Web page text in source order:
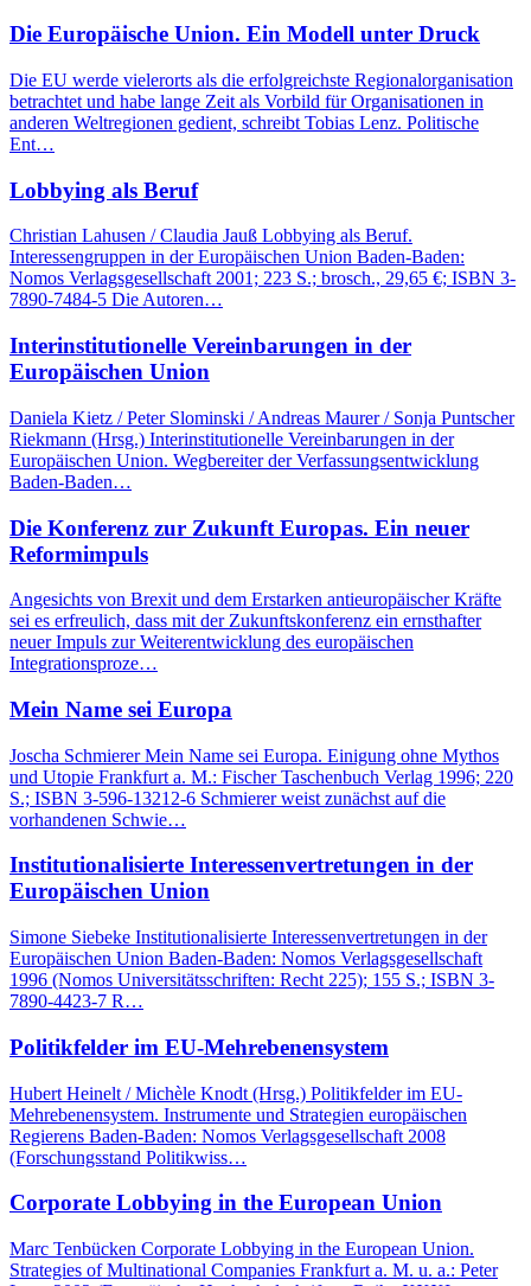
Die Europäische Union. Ein Modell unter Druck
Die EU werde vielerorts als die erfolgreichste Regionalorganisation
betrachtet und habe lange Zeit als Vorbild für Organisationen in
anderen Weltregionen gedient, schreibt Tobias Lenz. Politische
Ent…
Lobbying als Beruf
Christian Lahusen / Claudia Jauß Lobbying als Beruf.
Interessengruppen in der Europäischen Union Baden-Baden:
Nomos Verlagsgesellschaft 2001; 223 S.; brosch., 29,65 €; ISBN 3-
7890-7484-5 Die Autoren…
Interinstitutionelle Vereinbarungen in der
Europäischen Union
Daniela Kietz / Peter Slominski / Andreas Maurer / Sonja Puntscher
Riekmann (Hrsg.) Interinstitutionelle Vereinbarungen in der
Europäischen Union. Wegbereiter der Verfassungsentwicklung
Baden-Baden…
Die Konferenz zur Zukunft Europas. Ein neuer
Reformimpuls
Angesichts von Brexit und dem Erstarken antieuropäischer Kräfte
sei es erfreulich, dass mit der Zukunftskonferenz ein ernsthafter
neuer Impuls zur Weiterentwicklung des europäischen
Integrationsproze…
Mein Name sei Europa
Joscha Schmierer Mein Name sei Europa. Einigung ohne Mythos
und Utopie Frankfurt a. M.: Fischer Taschenbuch Verlag 1996; 220
S.; ISBN 3-596-13212-6 Schmierer weist zunächst auf die
vorhandenen Schwie…
Institutionalisierte Interessenvertretungen in der
Europäischen Union
Simone Siebeke Institutionalisierte Interessenvertretungen in der
Europäischen Union Baden-Baden: Nomos Verlagsgesellschaft
1996 (Nomos Universitätsschriften: Recht 225); 155 S.; ISBN 3-
7890-4423-7 R…
Politikfelder im EU-Mehrebenensystem
Hubert Heinelt / Michèle Knodt (Hrsg.) Politikfelder im EU-
Mehrebenensystem. Instrumente und Strategien europäischen
Regierens Baden-Baden: Nomos Verlagsgesellschaft 2008
(Forschungsstand Politikwiss…
Corporate Lobbying in the European Union
Marc Tenbücken Corporate Lobbying in the European Union.
Strategies of Multinational Companies Frankfurt a. M. u. a.: Peter